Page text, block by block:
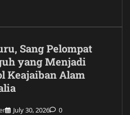
Sang Pelompat
yang Menjadi
Keajaiban Alam
July 30, 2026 0